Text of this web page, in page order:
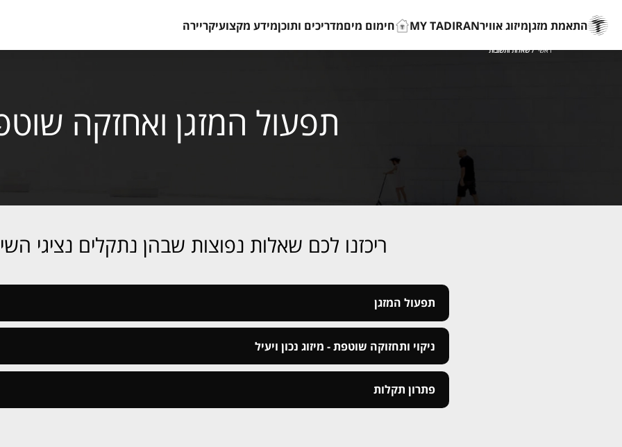
התאמת מזגןמיזוג אווירMY TADIRAN חימום מיםמדריכים ותוכןמידע מקצועיקריירה
ראשי / שאלות ותשובות
תפעול המזגן ואחזקה
ריכזנו לכם שאלות נפוצות שבהן נתקלים נציגי
תפעול המזגן
ניקוי ותחזוקה שוטפת - מיזוג נכון ויעיל
פתרון תקלות